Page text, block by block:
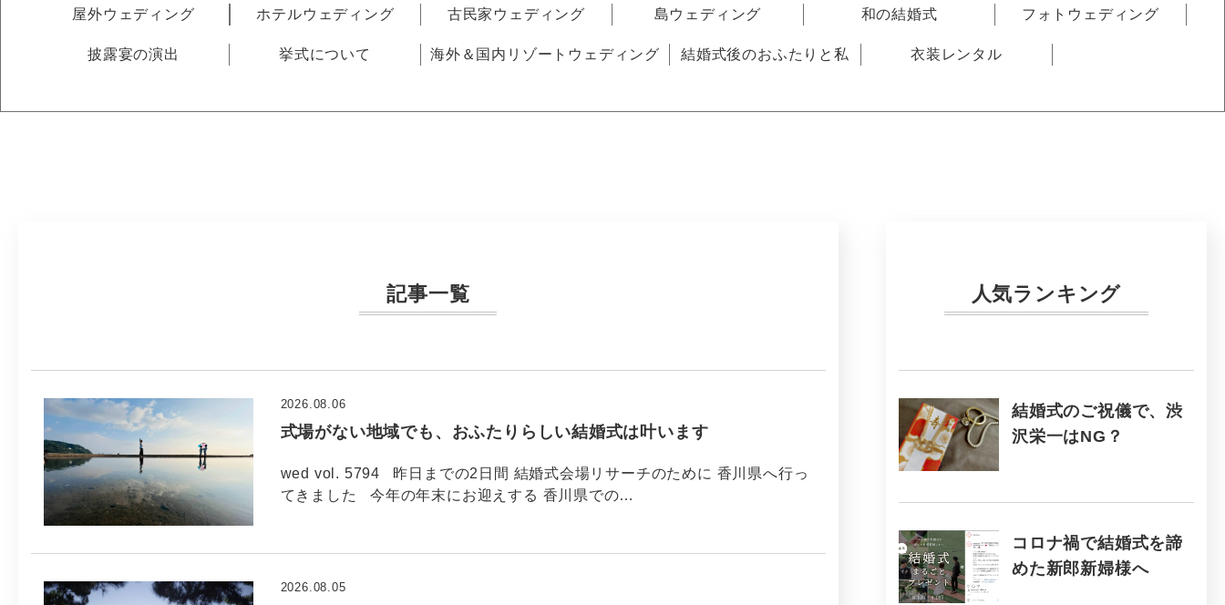
屋外ウェディング ホテルウェディング 古民家ウェディング 島ウェディング 和の結婚式 フォトウェディング
披露宴の演出 挙式について 海外＆国内リゾートウェディング 結婚式後のおふたりと私 衣装レンタル
記事一覧
式場がない地域でも、おふたりらしい結婚式は叶います
2026.08.06
wed vol. 5794 昨日までの2日間 結婚式会場リサーチのために 香川県へ行っ
てきました 今年の年末にお迎えする 香川県での…
2026.08.05
人気ランキング
結婚式のご祝儀で、渋
沢栄一はNG？
コロナ禍で結婚式を諦
めた新郎新婦様へ